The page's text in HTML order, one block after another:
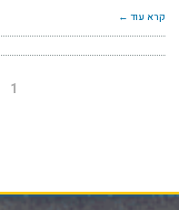
קרא עוד ←
1